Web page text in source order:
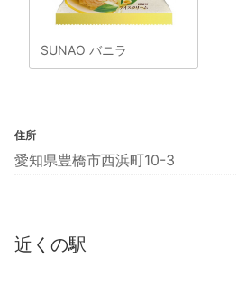
SUNAO バニラ
住所
愛知県豊橋市西浜町10-3
近くの駅